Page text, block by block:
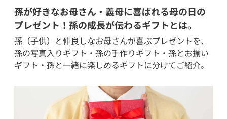
孫が好きなお母さん・義母に喜ばれる母の日の
プレゼント！孫の成長が伝わるギフトとは。
孫（子供）と仲良しなお母さんが喜ぶプレゼントを、
孫の写真入りギフト・孫の手作りギフト・孫とお揃い
ギフト・孫と一緒に楽しめるギフトに分けてご紹介。